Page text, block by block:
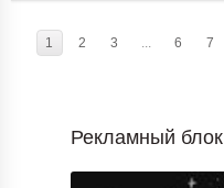
1 2 3 6 7
Рекламный блок